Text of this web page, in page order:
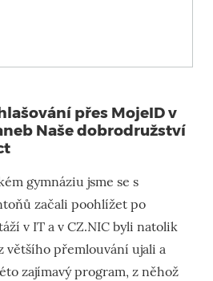
přes MojeID v
Naše dobrodružství
gymnáziu jsme se s
začali poohlížet po
v IT a v CZ.NIC byli natolik
většího přemlouvání ujali a
zajímavý program, z něhož